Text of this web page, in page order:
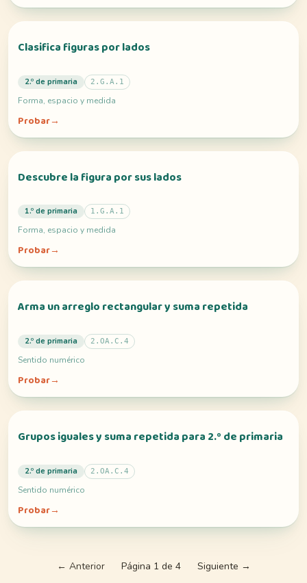
Clasifica figuras por lados
2.º de primaria 2.G.A.1
Forma, espacio y medida
Probar→
Descubre la figura por sus lados
1.º de primaria 1.G.A.1
Forma, espacio y medida
Probar→
Arma un arreglo rectangular y suma repetida
2.º de primaria 2.OA.C.4
Sentido numérico
Probar→
Grupos iguales y suma repetida para 2.º de primaria
2.º de primaria 2.OA.C.4
Sentido numérico
Probar→
← Anterior Página 1 de 4 Siguiente →